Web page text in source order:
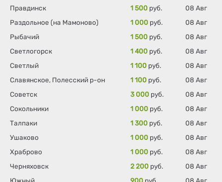
Правдинск
1 500 руб.
08 Авг
Раздольное (на Мамоново)
1 000 руб.
08 Авг
Рыбачий
1 500 руб.
08 Авг
Светлогорск
1 400 руб.
08 Авг
Светлый
1 100 руб.
08 Авг
Славянское, Полесский р-он
1 100 руб.
08 Авг
Советск
3 000 руб.
08 Авг
Сокольники
1 000 руб.
08 Авг
Талпаки
1 300 руб.
08 Авг
Ушаково
1 000 руб.
08 Авг
Храброво
1 000 руб.
08 Авг
Черняховск
2 200 руб.
08 Авг